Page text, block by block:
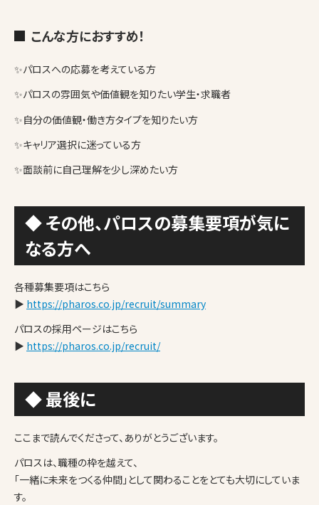
こんな方におすすめ！
✨パロスへの応募を考えている方
✨パロスの雰囲気や価値観を知りたい学生・求職者
✨自分の価値観・働き方タイプを知りたい方
✨キャリア選択に迷っている方
✨面談前に自己理解を少し深めたい方
◆ その他、パロスの募集要項が気に
なる方へ
各種募集要項はこちら
▶ https://pharos.co.jp/recruit/summary
パロスの採用ページはこちら
▶ https://pharos.co.jp/recruit/
◆ 最後に
ここまで読んでくださって、ありがとうございます。
パロスは、職種の枠を越えて、
「一緒に未来をつくる仲間」として関わることをとても大切にしていま
す。